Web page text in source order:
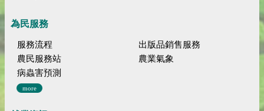
為民服務
服務流程
出版品銷售服務
農民服務站
農業氣象
病蟲害預測
more